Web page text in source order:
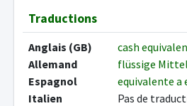
Traductions
Anglais (GB)
cash
Allemand
flüssige Mittel
Espagnol
equivalente a
Italien
Pas de